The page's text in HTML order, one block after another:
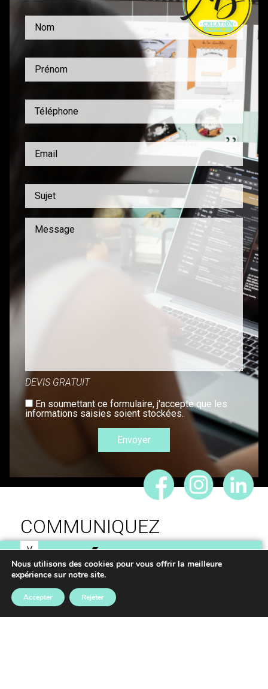
DEVIS GRATUIT
En soumettant ce formulaire, j'accepte que les
informations saisies soient stockées.
COMMUNIQUEZ
V
O
S
IDÉES,
RÉALISONS VOS
Nous utilisons des cookies pour vous offrir la meilleure
expérience sur notre site.
Accepter Rejeter